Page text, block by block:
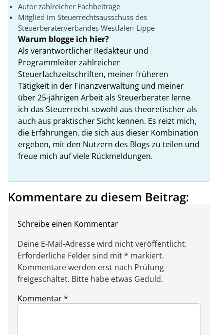
Autor zahlreicher Fachbeiträge
Mitglied im Steuerrechtsausschuss des
Steuerberaterverbandes Westfalen-Lippe
Warum blogge ich hier?
Als verantwortlicher Redakteur und
Programmleiter zahlreicher
Steuerfachzeitschriften, meiner früheren
Tätigkeit in der Finanzverwaltung und meiner
über 25-jährigen Arbeit als Steuerberater lerne
ich das Steuerrecht sowohl aus theoretischer als
auch aus praktischer Sicht kennen. Es reizt mich,
die Erfahrungen, die sich aus dieser Kombination
ergeben, mit den Nutzern des Blogs zu teilen und
freue mich auf viele Rückmeldungen.
Kommentare zu diesem Beitrag:
Schreibe einen Kommentar
Deine E-Mail-Adresse wird nicht veröffentlicht.
Erforderliche Felder sind mit * markiert.
Kommentare werden erst nach Prüfung
freigeschaltet. Bitte habe etwas Geduld.
Kommentar*